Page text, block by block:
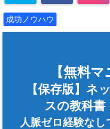
成功ノウハウ
【無料マ
【保存版】ネ
スの教科書
人脈ゼロ経験な